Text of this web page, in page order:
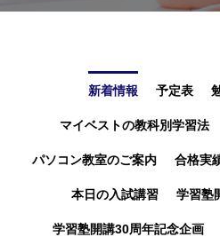
新着情報 予定表
マイベストの教科別学習法
パソコン教室のご案内 合格実
本日の入試講習 学習塾
学習塾開講30周年記念企画